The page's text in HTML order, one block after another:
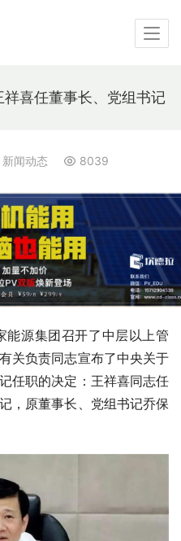
喜任董事长、党组书记
新闻动态 8039
源集团召开了中层以上管
关负责同志宣布了中央关于
任职的决定：王祥喜同志任
，原董事长、党组书记乔保